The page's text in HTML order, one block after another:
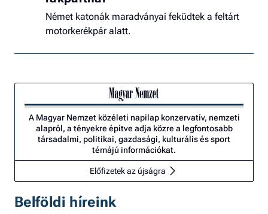
Német katonák maradványai feküdtek a feltárt
motorkerékpár alatt.
A Magyar Nemzet közéleti napilap konzervatív, nemzeti
alapról, a tényekre építve adja közre a legfontosabb
társadalmi, politikai, gazdasági, kulturális és sport
témájú információkat.
Előfizetek az újságra
Belföldi híreink